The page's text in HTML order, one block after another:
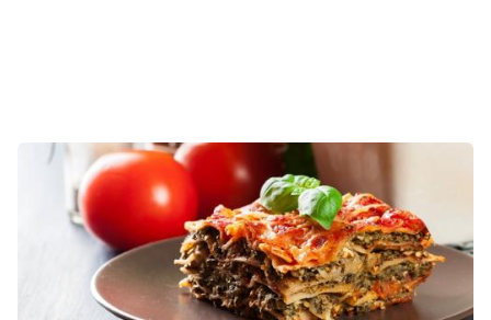
Dicas de especialista
Renda extra, pesquisa de preço e
investimentos: como blindar seu salário da
inflação